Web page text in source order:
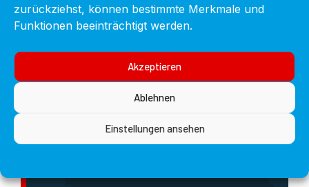
zurückziehst, können bestimmte Merkmale und
Funktionen beeinträchtigt werden.
Akzeptieren
Ablehnen
Einstellungen ansehen